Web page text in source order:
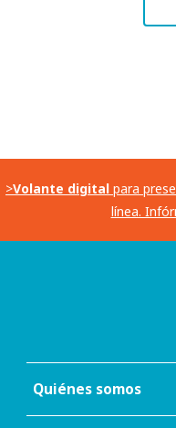
>Volante digital para
línea.
Quiénes somos